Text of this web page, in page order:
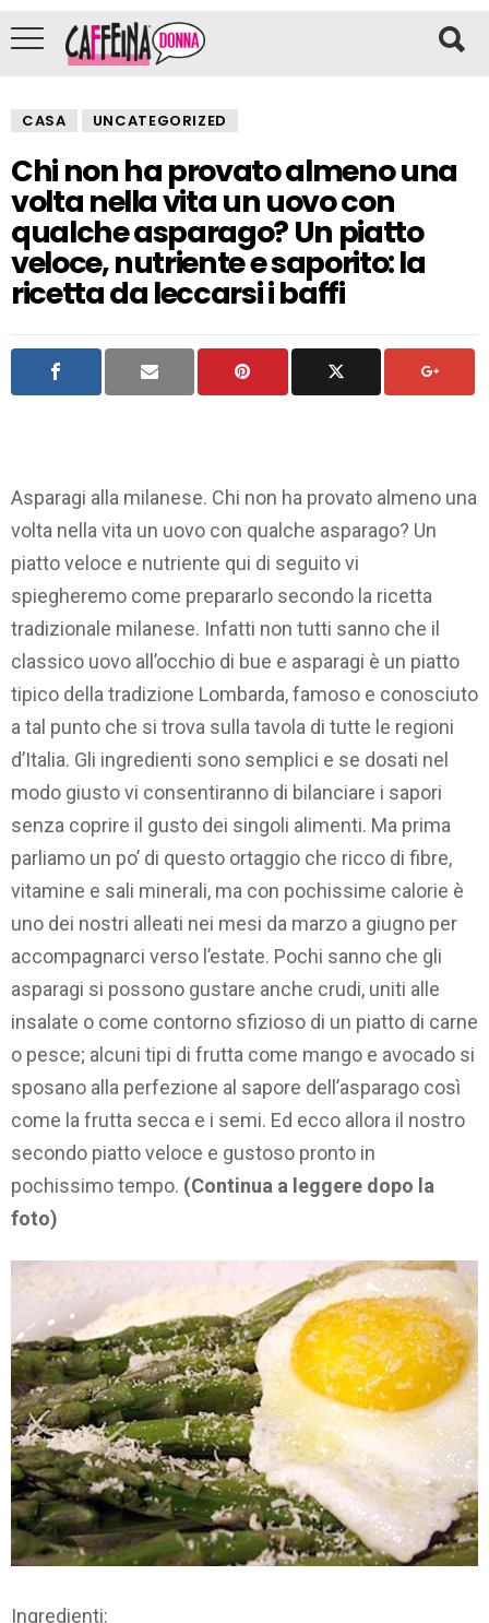
CASA UNCATEGORIZED
Chi non ha provato almeno una
volta nella vita un uovo con
qualche asparago? Un piatto
veloce, nutriente e saporito: la
ricetta da leccarsi i baffi
Asparagi alla milanese. Chi non ha provato almeno una
volta nella vita un uovo con qualche asparago? Un
piatto veloce e nutriente qui di seguito vi
spiegheremo come prepararlo secondo la ricetta
tradizionale milanese. Infatti non tutti sanno che il
classico uovo all’occhio di bue e asparagi è un piatto
tipico della tradizione Lombarda, famoso e conosciuto
a tal punto che si trova sulla tavola di tutte le regioni
d’Italia. Gli ingredienti sono semplici e se dosati nel
modo giusto vi consentiranno di bilanciare i sapori
senza coprire il gusto dei singoli alimenti. Ma prima
parliamo un po’ di questo ortaggio che ricco di fibre,
vitamine e sali minerali, ma con pochissime calorie è
uno dei nostri alleati nei mesi da marzo a giugno per
accompagnarci verso l’estate. Pochi sanno che gli
asparagi si possono gustare anche crudi, uniti alle
insalate o come contorno sfizioso di un piatto di carne
o pesce; alcuni tipi di frutta come mango e avocado si
sposano alla perfezione al sapore dell’asparago così
come la frutta secca e i semi. Ed ecco allora il nostro
secondo piatto veloce e gustoso pronto in
pochissimo tempo. (Continua a leggere dopo la
foto)
Ingredienti: